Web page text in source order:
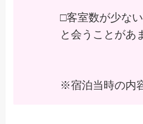
□客室数が少な
と会うことがあ
※宿泊当時の内